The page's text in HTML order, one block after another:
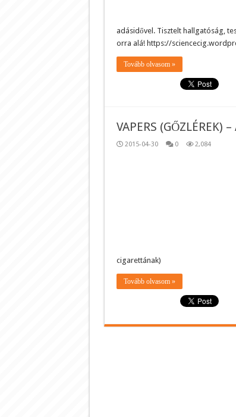
adásidővel. Tisztelt hallgatóság,
orra alá! https://
Tovább olvasom »
VAPERS
2015-04-30 0 2,084
cigarettának)
Tovább olvasom »